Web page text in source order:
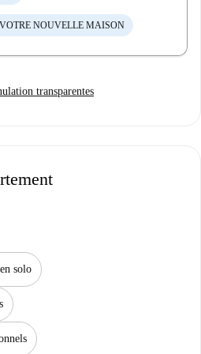
NOUVELLE MAISON
transparentes
solo